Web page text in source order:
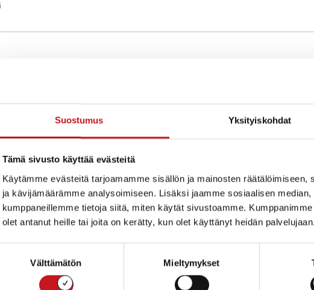
Suostumus Yksityiskohdat
Tämä sivusto käyttää evästeitä
Käytämme evästeitä tarjoamamme sisällön ja mainosten
ja kävijämäärämme analysoimiseen. Lisäksi jaamme sosiaalisen
kumppaneillemme tietoja siitä, miten käytät sivustoamme.
olet antanut heille tai joita on kerätty, kun olet käyttänyt heidän palvelujaan.
Välttämätön Mieltymykset
Tuleva